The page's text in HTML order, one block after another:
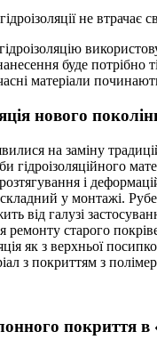
не втрачає
буде потрібно
матеріали
нового
на заміну
гідроізоляційного
і
у монтажі.
від галузі
ремонту старого
як з верхньої
з покриттям з
покриття в